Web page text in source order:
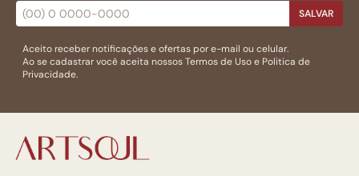
SALVAR
Aceito receber notificações e ofertas por e-mail ou celular.
Ao se cadastrar você aceita nossosTermos de Usoe Politica de
Privacidade.